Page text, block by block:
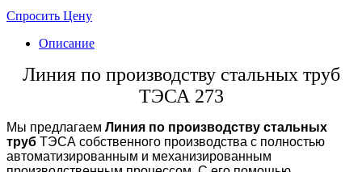
Спросить Цену
Описание
Линия по производству стальных труб
ТЭСА 273
Мы предлагаем Линия по производству стальных
труб ТЭСА собственного производства с полностью
автоматизированным и механизированным